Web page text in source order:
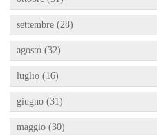
settembre (28)
agosto (32)
luglio (16)
giugno (31)
maggio (30)